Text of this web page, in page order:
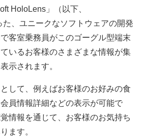
HoloLens」（以下、
た、ユニークなソフトウェアの開発
客室乗務員がこのゴーグル型端末
いるお客様のさまざまな情報が集
示されます。
して、例えばお客様のお好みの食
員情報詳細などの表示が可能で
情報を通じて、お客様のお気持ち
ます。